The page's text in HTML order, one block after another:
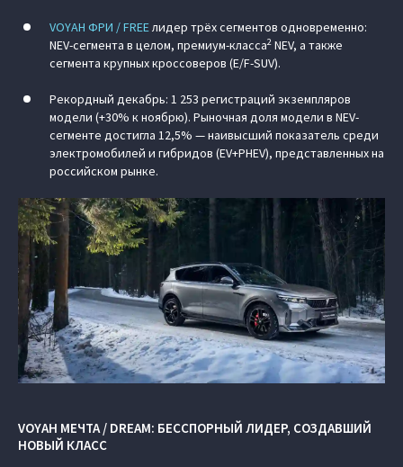
VOYAH ФРИ / FREEлидер трёх сегментов одновременно:
NEV-сегмента в целом, премиум-класса2 NEV, а также
сегмента крупных кроссоверов (E/F-SUV).
Рекордный декабрь: 1 253 регистраций экземпляров
модели (+30% к ноябрю). Рыночная доля модели в NEV-
сегменте достигла 12,5% — наивысший показатель среди
электромобилей и гибридов (EV+PHEV), представленных на
российском рынке.
VOYAH МЕЧТА / DREAM: БЕССПОРНЫЙ ЛИДЕР, СОЗДАВШИЙ
НОВЫЙ КЛАСС